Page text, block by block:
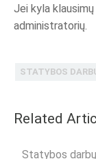
Jei kyla
administratorių.
STATYBOS
Related
Statybos